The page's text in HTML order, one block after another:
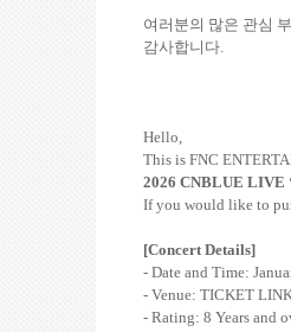
여러분의 많은 관심
감사합니다.
Hello,
This is FNC
2026 CNBLUE LIVE
If you would like to
[Concert Details]
- Date and Time:
- Venue: TICKET
- Rating: 8 Years and